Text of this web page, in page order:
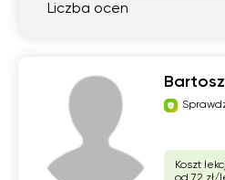
Liczba ocen
Koszt